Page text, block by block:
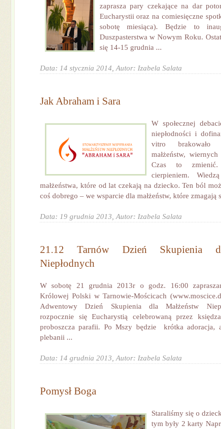
zaprasza pary czekające na dar
Eucharystii oraz na comiesięczne
sobotę miesiąca). Będzie to
Duszpasterstwa w Nowym Roku.
się 14-15 grudnia ...
Data: 14 stycznia 2014, Autor: Izabela Salata
Jak Abraham i Sara
W społecznej
niepłodności i
vitro brakowało
małżeństw,
Czas to zmienić.
cierpieniem.
małżeństwa, które od lat czekają na dziecko. Ten ból
coś dobrego – we wsparcie dla małżeństw, które zmagają
Data: 19 grudnia 2013, Autor: Izabela Salata
21.12 Tarnów Dzień Skupienia
Niepłodnych
W sobotę 21 grudnia 2013r o godz. 16:00
Królowej Polski w Tarnowie-Mościcach
Adwentowy Dzień Skupienia dla Małżeństw
rozpocznie się Eucharystią celebrowaną przez
proboszcza parafii. Po Mszy będzie krótka adoracja,
plebanii ...
Data: 14 grudnia 2013, Autor: Izabela Salata
Pomysł Boga
Staraliśmy się o
tym były 2 karty